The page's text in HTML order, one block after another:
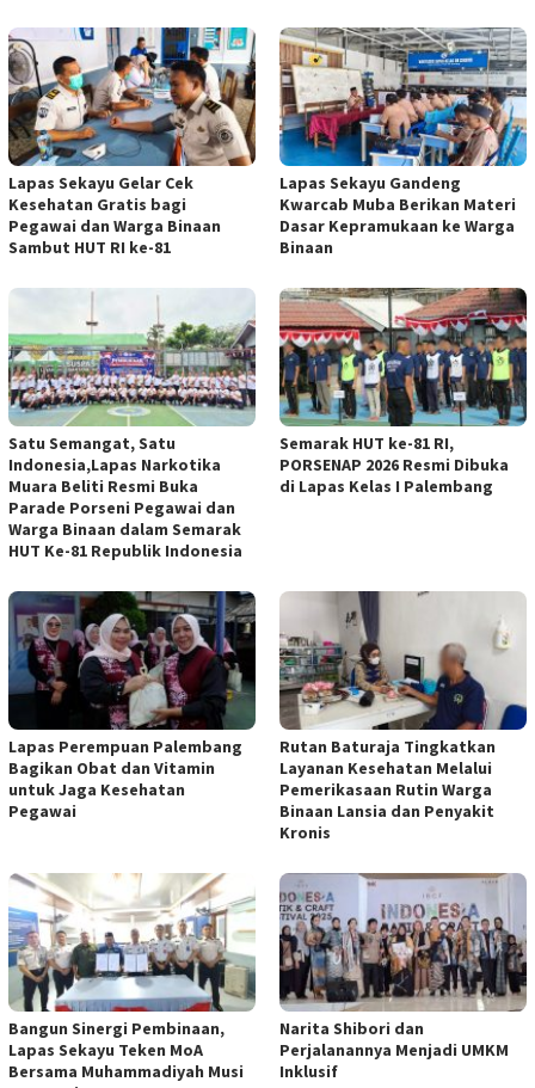
Lapas Sekayu Gelar Cek
Kesehatan Gratis bagi
Pegawai dan Warga Binaan
Sambut HUT RI ke-81
Lapas Sekayu Gandeng
Kwarcab Muba Berikan Materi
Dasar Kepramukaan ke Warga
Binaan
Satu Semangat, Satu
Indonesia,Lapas Narkotika
Muara Beliti Resmi Buka
Parade Porseni Pegawai dan
Warga Binaan dalam Semarak
HUT Ke-81 Republik Indonesia
Semarak HUT ke-81 RI,
PORSENAP 2026 Resmi Dibuka
di Lapas Kelas I Palembang
Lapas Perempuan Palembang
Bagikan Obat dan Vitamin
untuk Jaga Kesehatan
Pegawai
Rutan Baturaja Tingkatkan
Layanan Kesehatan Melalui
Pemerikasaan Rutin Warga
Binaan Lansia dan Penyakit
Kronis
Bangun Sinergi Pembinaan,
Lapas Sekayu Teken MoA
Bersama Muhammadiyah Musi
Narita Shibori dan
Perjalanannya Menjadi UMKM
Inklusif